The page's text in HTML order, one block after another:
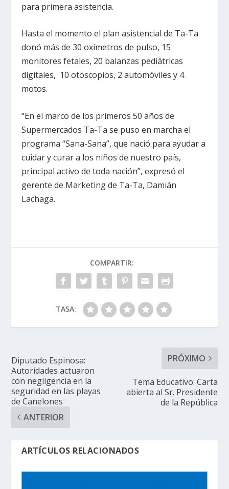
para primera asistencia.
Hasta el momento el plan asistencial de Ta-Ta
donó más de 30 oxímetros de pulso, 15
monitores fetales, 20 balanzas pediátricas
digitales, 10 otoscopios, 2 automóviles y 4
motos.
“En el marco de los primeros 50 años de
Supermercados Ta-Ta se puso en marcha el
programa “Sana-Sana”, que nació para ayudar a
cuidar y curar a los niños de nuestro país,
principal activo de toda nación”, expresó el
gerente de Marketing de Ta-Ta, Damián
Lachaga.
COMPARTIR:
TASA:
Diputado Espinosa:
Autoridades actuaron
con negligencia en la
seguridad en las playas
de Canelones
ANTERIOR
PRÓXIMO
Tema Educativo: Carta
abierta al Sr. Presidente
de la República
ARTÍCULOS RELACIONADOS